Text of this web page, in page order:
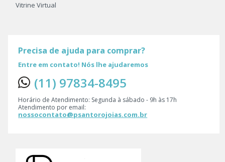
Vitrine Virtual
Precisa de ajuda para comprar?
Entre em contato! Nós lhe ajudaremos
(11) 97834-8495
Horário de Atendimento: Segunda à sábado - 9h às 17h
Atendimento por email:
nossocontato@psantorojoias.com.br